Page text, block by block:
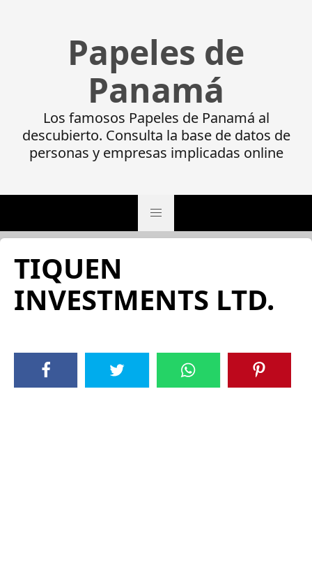
Papeles de
Panamá
Los famosos Papeles de Panamá al
descubierto. Consulta la base de datos de
personas y empresas implicadas online
TIQUEN
INVESTMENTS LTD.